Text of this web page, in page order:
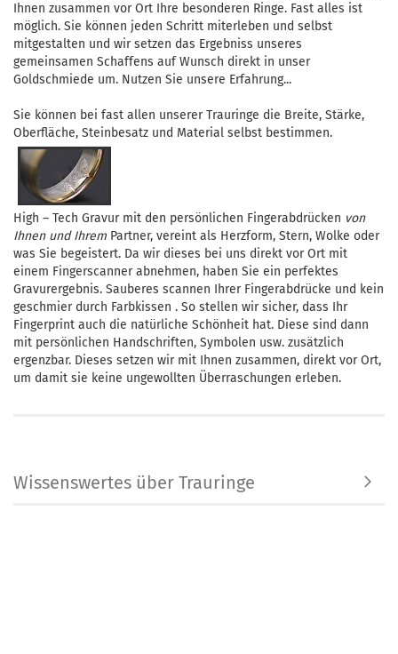
Ihnen zusammen vor Ort Ihre besonderen Ringe. Fast alles ist
möglich. Sie können jeden Schritt miterleben und selbst
mitgestalten und wir setzen das Ergebniss unseres
gemeinsamen Schaffens auf Wunsch direkt in unser
Goldschmiede um. Nutzen Sie unsere Erfahrung...
Sie können bei fast allen unserer Trauringe die Breite, Stärke,
Oberfläche, Steinbesatz und Material selbst bestimmen.
High – Tech Gravur mit den persönlichen Fingerabdrücken von
Ihnen und Ihrem Partner, vereint als Herzform, Stern, Wolke oder
was Sie begeistert. Da wir dieses bei uns direkt vor Ort mit
einem Fingerscanner abnehmen, haben Sie ein perfektes
Gravurergebnis. Sauberes scannen Ihrer Fingerabdrücke und kein
geschmier durch Farbkissen . So stellen wir sicher, dass Ihr
Fingerprint auch die natürliche Schönheit hat. Diese sind dann
mit persönlichen Handschriften, Symbolen usw. zusätzlich
ergenzbar. Dieses setzen wir mit Ihnen zusammen, direkt vor Ort,
um damit sie keine ungewollten Überraschungen erleben.
Wissenswertes über Trauringe